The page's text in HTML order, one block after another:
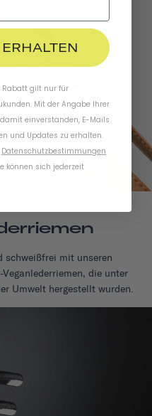
schweißfrei mit unseren
die unter
Umwelt hergestellt wurden.
Rabatt gilt nur für
Mit der Angabe Ihrer
einverstanden, E-Mails
und Updates zu erhalten.
Datenschutzbestimmungen
können sich jederzeit